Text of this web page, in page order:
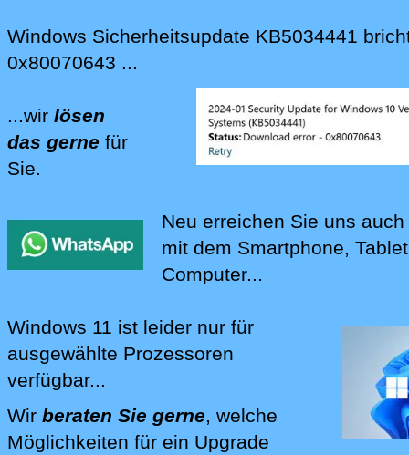
Neu können Sie Termine bei uns auch online
Windows Sicherheitsupdate KB5034441
0x80070643 ...
...wir lösen
das gerne für
Sie.
Neu erreichen Sie uns
mit dem Smartphone,
Computer...
Windows 11 ist leider nur für
ausgewählte Prozessoren
verfügbar...
Wir beraten Sie gerne, welche
Möglichkeiten für ein Upgrade